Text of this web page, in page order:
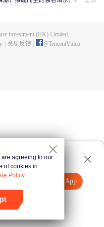
打开App
击此处
Investment (HK) Limited.
意见反馈 @TencentVideo
are agreeing to our
of cookies in
Policy.